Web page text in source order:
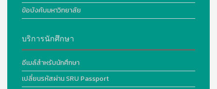
ข้อบังคับมหาวิทยาลัย
บริการนักศึกษา
อีเมล์สำหรับนักศึกษา
เปลี่ยนรหัสผ่าน SRU Passport